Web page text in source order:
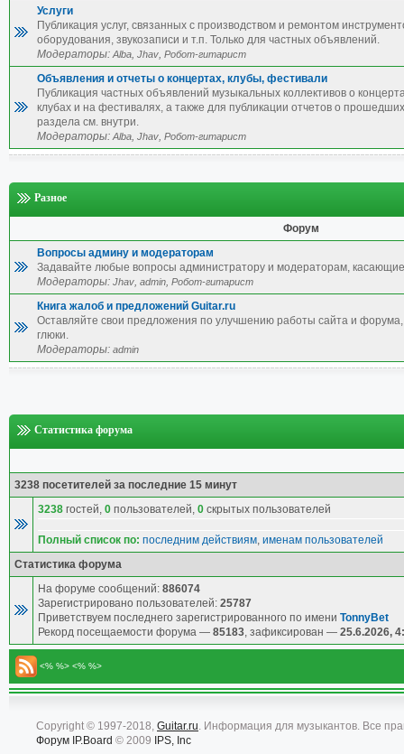
Услуги
Публикация услуг, связанных с производством и ремонтом
оборудования, звукозаписи и т.п. Только для частных объявлений.
Модераторы:Alba, Jhav, Робот-гитарист
Объявления и отчеты о концертах, клубы, фестивали
Публикация частных объявлений музыкальных коллективов о
клубах и на фестивалях, а также для публикации отчетов о
раздела см. внутри.
Модераторы:Alba, Jhav, Робот-гитарист
Разное
Форум
Вопросы админу и модераторам
Задавайте любые вопросы администратору и модераторам,
Модераторы: Jhav, admin, Робот-гитарист
Книга жалоб и предложений Guitar.ru
Оставляйте свои предложения по улучшению работы сайта и
глюки.
Модераторы: admin
Статистика форума
3238 посетителей за последние 15 минут
3238 гостей, 0 пользователей, 0 скрытых пользователей
Полный список по: последним действиям, именам пользователей
Статистика форума
На форуме сообщений: 886074
Зарегистрировано пользователей: 25787
Приветствуем последнего зарегистрированного по имени TonnyBet
Рекорд посещаемости форума — 85183, зафиксирован — 25.6.2026,
<% %> <% %>
Copyright © 1997-2018, Guitar.ru. Информация для музыкантов. Все
Форум IP.Board © 2009 IPS, Inc